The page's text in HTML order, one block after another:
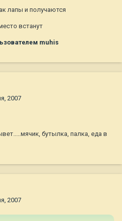
лапы и получаются
встанут
muhis
2007
бутылка, палка, еда в
2007